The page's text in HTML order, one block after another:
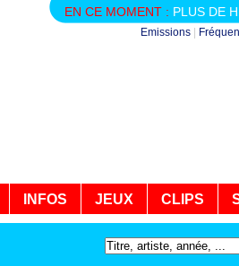
EN CE MOMENT : PLUS DE
Emissions
INFOS JEUX CLIPS